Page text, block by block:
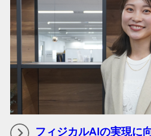
フィジカルAIの実現に